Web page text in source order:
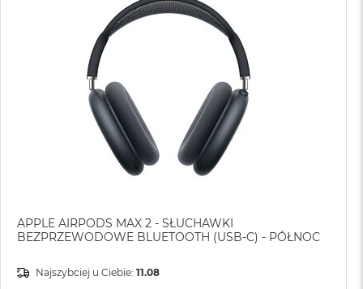
APPLE AIRPODS MAX 2 - SŁUCHAWKI
BEZPRZEWODOWE BLUETOOTH (USB-C) - PÓŁNOC
Najszybciej u Ciebie: 11.08